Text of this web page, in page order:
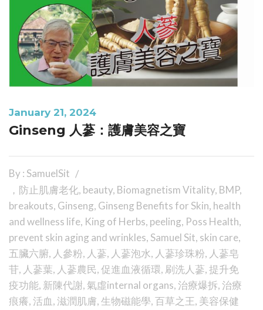
January 21, 2024
Ginseng 人蔘：護膚美容之寶
By : SamuelSit
，防止肌膚老化, beauty, Biomagnetism Vitality, BMP,
breakouts, Ginseng, Ginseng Benefits for Skin, health
and wellness life, King of Herbs, peeling, Poss Health,
prevent skin aging and wrinkles, Samuel Sit, skin care,
五臟六腑, 人參粉, 人蔘, 人蔘泡水, 人蔘珍珠粉, 人蔘皂
苷, 人蔘葉, 人蔘農民,促進血液循環, 刷洗人蔘,提升免
疫功能, 新陳代謝,氣虛internal organs, 治療爆拆, 治療
痕癢, 活血, 滋潤肌膚, 生物磁能學,百草之王, 美容保健